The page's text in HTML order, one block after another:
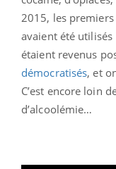
2015, les
avaient été
étaient revenus
démocratisés, et
C’est encore loin
d’alcoolémie…